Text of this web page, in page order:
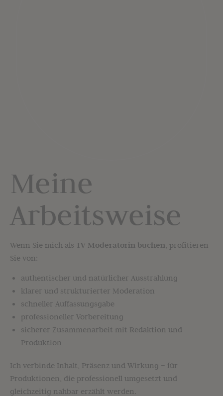
Meine
Arbeitsweise
Wenn Sie mich als TV Moderatorin buchen , profitieren
Sie von:
authentischer und natürlicher Ausstrahlung
klarer und strukturierter Moderation
schneller Auffassungsgabe
professioneller Vorbereitung
sicherer Zusammenarbeit mit Redaktion und
Produktion
Ich verbinde Inhalt, Präsenz und Wirkung – für
Produktionen, die professionell umgesetzt und
gleichzeitig nahbar erzählt werden.